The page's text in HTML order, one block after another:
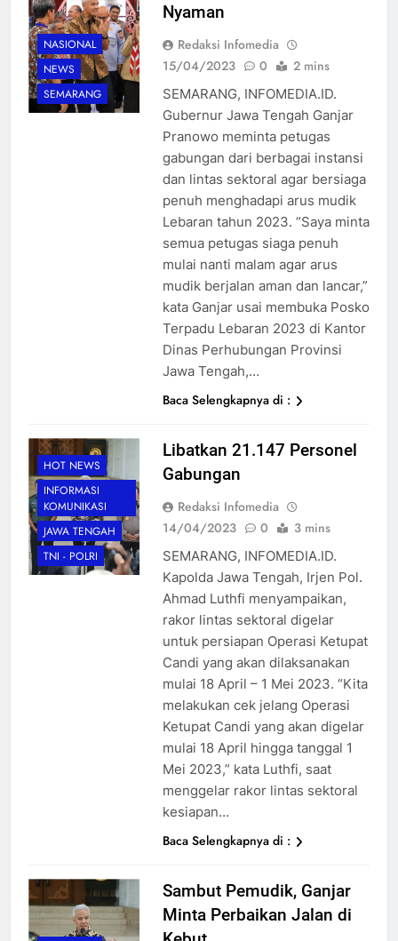
NASIONAL
NEWS
SEMARANG
Nyaman
Redaksi Infomedia
15/04/2023
0 2 mins
SEMARANG, INFOMEDIA.ID.
Gubernur Jawa Tengah Ganjar
Pranowo meminta petugas
gabungan dari berbagai instansi
dan lintas sektoral agar bersiaga
penuh menghadapi arus mudik
Lebaran tahun 2023. “Saya minta
semua petugas siaga penuh
mulai nanti malam agar arus
mudik berjalan aman dan lancar,”
kata Ganjar usai membuka Posko
Terpadu Lebaran 2023 di Kantor
Dinas Perhubungan Provinsi
Jawa Tengah,…
Baca Selengkapnya di :
HOT NEWS
INFORMASI
KOMUNIKASI
JAWA TENGAH
TNI - POLRI
Libatkan 21.147 Personel
Gabungan
Redaksi Infomedia
14/04/2023
0 3 mins
SEMARANG, INFOMEDIA.ID.
Kapolda Jawa Tengah, Irjen Pol.
Ahmad Luthfi menyampaikan,
rakor lintas sektoral digelar
untuk persiapan Operasi Ketupat
Candi yang akan dilaksanakan
mulai 18 April – 1 Mei 2023. “Kita
melakukan cek jelang Operasi
Ketupat Candi yang akan digelar
mulai 18 April hingga tanggal 1
Mei 2023,” kata Luthfi, saat
menggelar rakor lintas sektoral
kesiapan…
Baca Selengkapnya di :
Sambut Pemudik, Ganjar
Minta Perbaikan Jalan di